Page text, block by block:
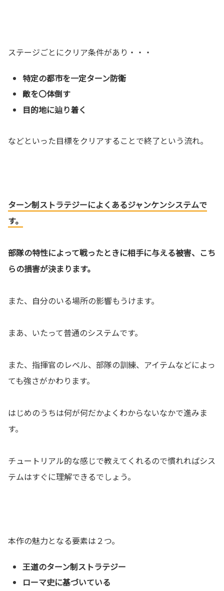
ステージごとにクリア条件があり・・・
特定の都市を一定ターン防衛
敵を〇体倒す
目的地に辿り着く
などといった目標をクリアすることで終了という流れ。
ターン制ストラテジーによくあるジャンケンシステムで
す。
部隊の特性によって戦ったときに相手に与える被害、こち
らの損害が決まります。
また、自分のいる場所の影響もうけます。
まあ、いたって普通のシステムです。
また、指揮官のレベル、部隊の訓練、アイテムなどによっ
ても強さがかわります。
はじめのうちは何が何だかよくわからないなかで進みま
す。
チュートリアル的な感じで教えてくれるので慣れればシス
テムはすぐに理解できるでしょう。
本作の魅力となる要素は２つ。
王道のターン制ストラテジー
ローマ史に基づいている